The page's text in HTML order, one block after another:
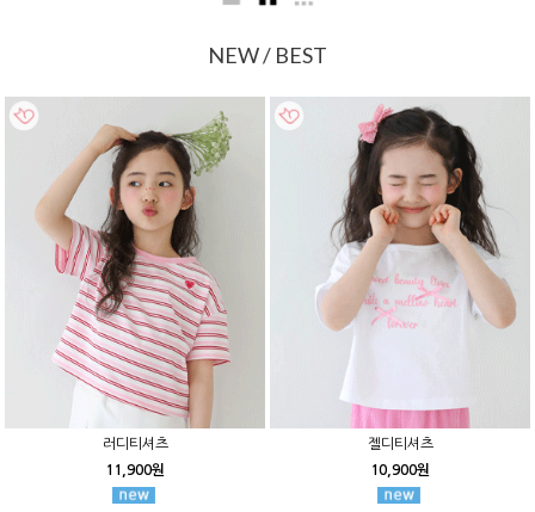
NEW / BEST
러디티셔츠
11,900원
젤디티셔츠
10,900원